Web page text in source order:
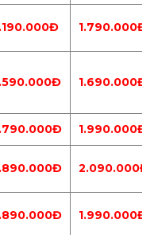
1.790.000Đ
1.690.000Đ
1.990.000Đ
2.090.000Đ
1.990.000Đ